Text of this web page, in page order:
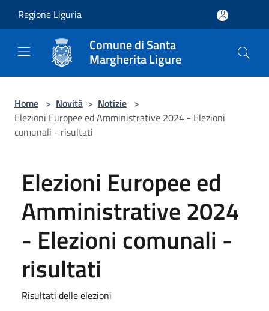
Regione Liguria
Comune di Santa
Margherita Ligure
Home > Novità > Notizie >
Elezioni Europee ed Amministrative 2024 - Elezioni
comunali - risultati
Elezioni Europee ed
Amministrative 2024
- Elezioni comunali -
risultati
Risultati delle elezioni